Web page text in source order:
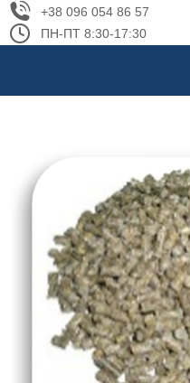
+38 096 054 86 57
ПН-ПТ 8:30-17:30